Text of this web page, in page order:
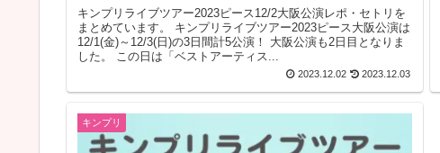
キンプリライブツアー2023ピース12/2大阪公演レポ・セトリを
まとめています。 キンプリライブツアー2023ピース大阪公演は
12/1(金)～12/3(日)の3日間計5公演！ 大阪公演も2日目となりま
した。 この日は「ベストアーティス...
2023.12.02 2023.12.03
キンプリ